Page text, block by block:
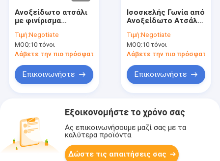
Ανοξείδωτο ατσάλι
με φινίρισμα
γωνιακό προφίλ BA
ASTM SUS 201
Τιμή:Negotiate
MOQ:10 τόνοι
Λάβετε την πιο πρόσφατη τιμή
Επικοινωνήστε
Ισοσκελής Γωνία από
Ανοξείδωτο Ατσάλι
316L 316
Τιμή:Negotiate
MOQ:10 τόνοι
Λάβετε την πιο πρόσφατη
Επικοινωνήστε
Εξοικονομήστε το χρόνο σας
Ας επικοινωνήσουμε μαζί σας με τα
καλύτερα προϊόντα.
Δώστε τις απαιτήσεις σας